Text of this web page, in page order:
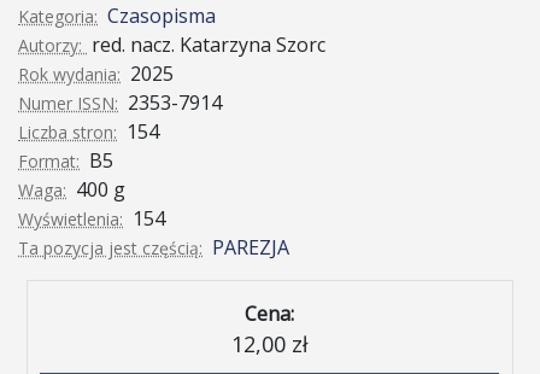
Kategoria: Czasopisma
Autorzy: red. nacz. Katarzyna Szorc
Rok wydania: 2025
Numer ISSN: 2353-7914
Liczba stron: 154
Format: B5
Waga: 400 g
Wyświetlenia: 154
Ta pozycja jest częścią: PAREZJA
Cena:
12,00 zł